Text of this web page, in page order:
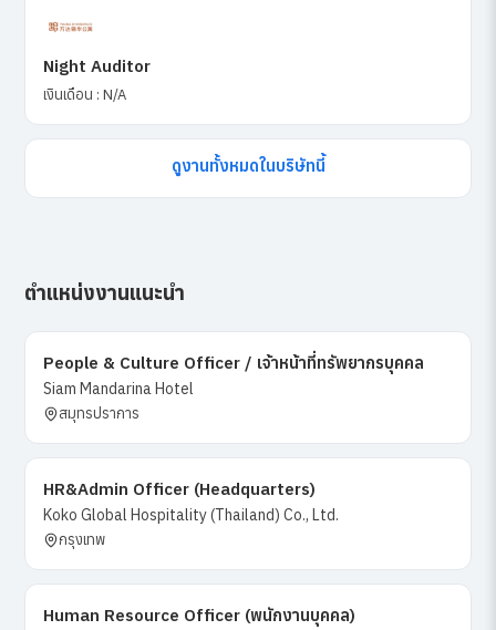
Night Auditor
เงินเดือน : N/A
ดูงานทั้งหมดในบริษัทนี้
ตำแหน่งงานแนะนำ
People & Culture Officer / เจ้าหน้าที่ทรัพยากรบุคคล
Siam Mandarina Hotel
สมุทรปราการ
HR&Admin Officer (Headquarters)
Koko Global Hospitality (Thailand) Co., Ltd.
กรุงเทพ
Human Resource Officer (พนักงานบุคคล)